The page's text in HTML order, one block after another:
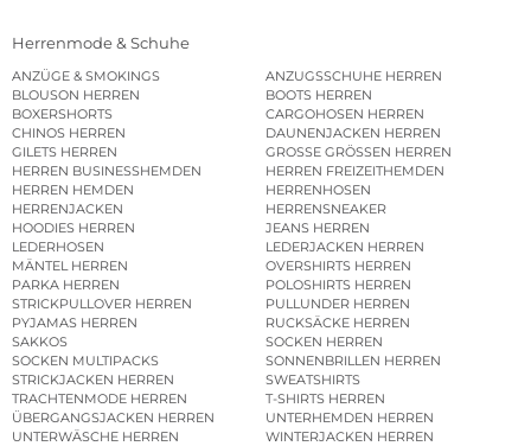
Herrenmode & Schuhe
ANZÜGE & SMOKINGS
ANZUGSSCHUHE HERREN
BLOUSON HERREN
BOOTS HERREN
BOXERSHORTS
CARGOHOSEN HERREN
CHINOS HERREN
DAUNENJACKEN HERREN
GILETS HERREN
GROSSE GRÖSSEN HERREN
HERREN BUSINESSHEMDEN
HERREN FREIZEITHEMDEN
HERREN HEMDEN
HERRENHOSEN
HERRENJACKEN
HERRENSNEAKER
HOODIES HERREN
JEANS HERREN
LEDERHOSEN
LEDERJACKEN HERREN
MÄNTEL HERREN
OVERSHIRTS HERREN
PARKA HERREN
POLOSHIRTS HERREN
STRICKPULLOVER HERREN
PULLUNDER HERREN
PYJAMAS HERREN
RUCKSÄCKE HERREN
SAKKOS
SOCKEN HERREN
SOCKEN MULTIPACKS
SONNENBRILLEN HERREN
STRICKJACKEN HERREN
SWEATSHIRTS
TRACHTENMODE HERREN
T-SHIRTS HERREN
ÜBERGANGSJACKEN HERREN
UNTERHEMDEN HERREN
UNTERWÄSCHE HERREN
WINTERJACKEN HERREN